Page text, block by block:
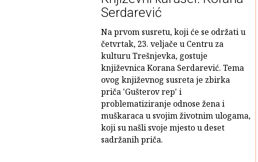
Serdarević
Na prvom susretu, koji će se održati u
četvrtak, 23. veljače u Centru za
kulturu Trešnjevka, gostuje
književnica Korana Serdarević. Tema
ovog književnog susreta je zbirka
priča 'Gušterov rep' i
problematiziranje odnose žena i
muškaraca u svojim životnim ulogama,
koji su našli svoje mjesto u deset
sadržanih priča.